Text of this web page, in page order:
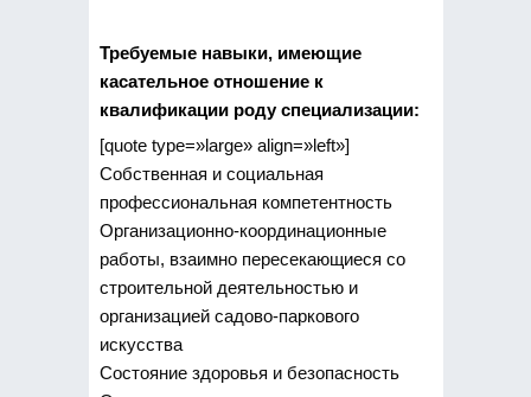
Требуемые навыки, имеющие
касательное отношение к
квалификации роду специализации:
[quote type=»large» align=»left»]
Собственная и социальная
профессиональная компетентность
Организационно-координационные
работы, взаимно пересекающиеся со
строительной деятельностью и
организацией садово-паркового
искусства
Состояние здоровья и безопасность